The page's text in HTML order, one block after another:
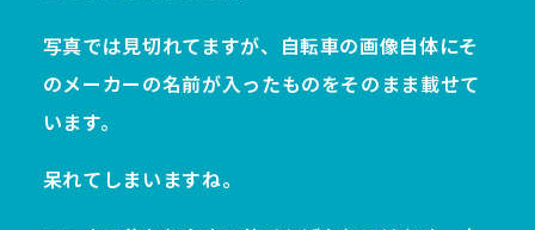
写真では見切れてますが、自転車の画像自体にそ
のメーカーの名前が入ったものをそのまま載せて
います。
呆れてしまいますね。